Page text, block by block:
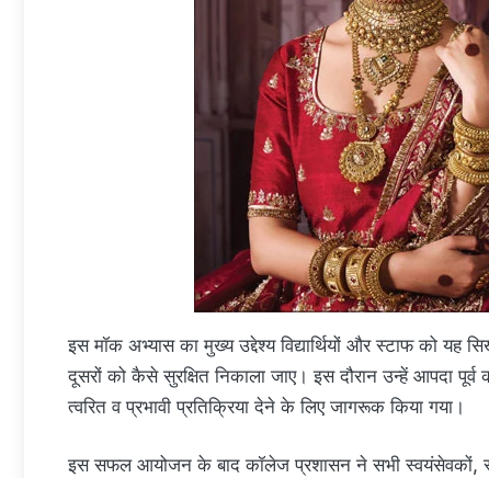
​इस मॉक अभ्यास का मुख्य उद्देश्य विद्यार्थियों और स्टाफ को यह
दूसरों को कैसे सुरक्षित निकाला जाए। इस दौरान उन्हें आपदा
त्वरित व प्रभावी प्रतिक्रिया देने के लिए जागरूक किया गया।
​इस सफल आयोजन के बाद कॉलेज प्रशासन ने सभी स्वयंसेवकों,